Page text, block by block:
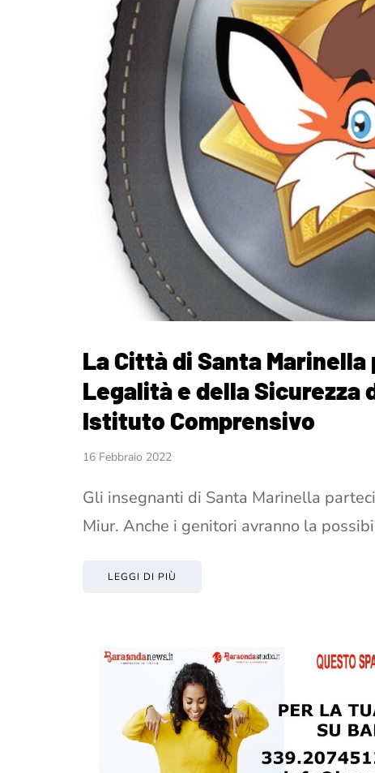
La Città di Santa
Legalità e della Sicurezza
Istituto Comprensivo
16 Febbraio 2022
Gli insegnanti di Santa Marinella
Miur. Anche i genitori avranno la
LEGGI DI PIÙ